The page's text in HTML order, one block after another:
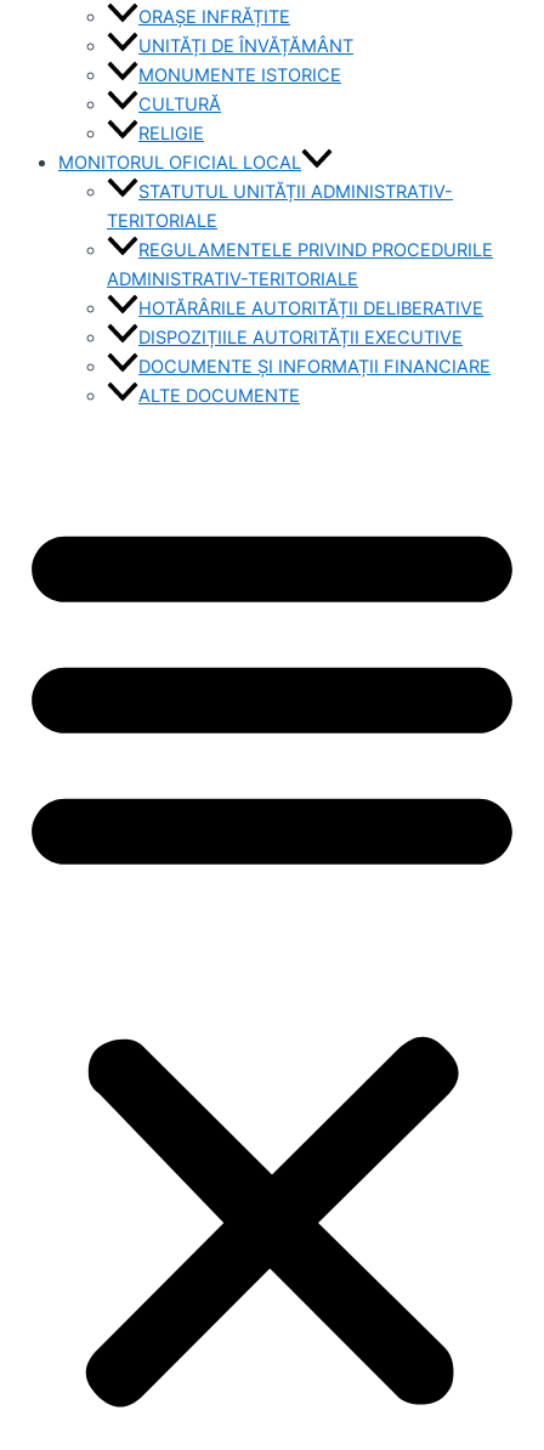
ORAȘE INFRĂȚITE
UNITĂȚI DE ÎNVĂȚĂMÂNT
MONUMENTE ISTORICE
CULTURĂ
RELIGIE
MONITORUL OFICIAL LOCAL
STATUTUL UNITĂȚII ADMINISTRATIV-
TERITORIALE
REGULAMENTELE PRIVIND PROCEDURILE
ADMINISTRATIV-TERITORIALE
HOTĂRÂRILE AUTORITĂȚII DELIBERATIVE
DISPOZIȚIILE AUTORITĂȚII EXECUTIVE
DOCUMENTE ȘI INFORMAȚII FINANCIARE
ALTE DOCUMENTE